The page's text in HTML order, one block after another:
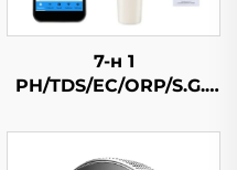
7-н 1
PH/TDS/EC/ORP/S.G./
Bluetooth усны чанар
шалгагч